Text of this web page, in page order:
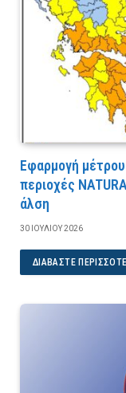
Εφαρμογή
περιοχές
άλση
30 ΙΟΥΛΊΟΥ 2026
ΔΙΑΒΆΣΤΕ